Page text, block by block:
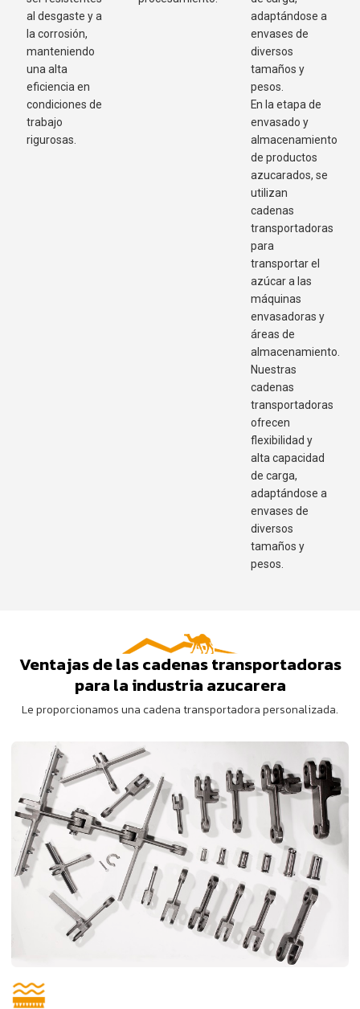
al desgaste y a
la corrosión,
manteniendo
una alta
eficiencia en
condiciones de
trabajo
rigurosas.
adaptándose a
envases de
diversos
tamaños y
pesos.
En la etapa de
envasado y
almacenamiento
de productos
azucarados, se
utilizan
cadenas
transportadoras
para
transportar el
azúcar a las
máquinas
envasadoras y
áreas de
almacenamiento.
Nuestras
cadenas
transportadoras
ofrecen
flexibilidad y
alta capacidad
de carga,
adaptándose a
envases de
diversos
tamaños y
pesos.
Ventajas de las cadenas transportadoras
para la industria azucarera
Le proporcionamos una cadena transportadora personalizada.